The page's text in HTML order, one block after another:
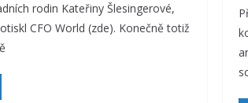
rodin Kateřiny Šlesingerové,
CFO World (zde). Konečně totiž